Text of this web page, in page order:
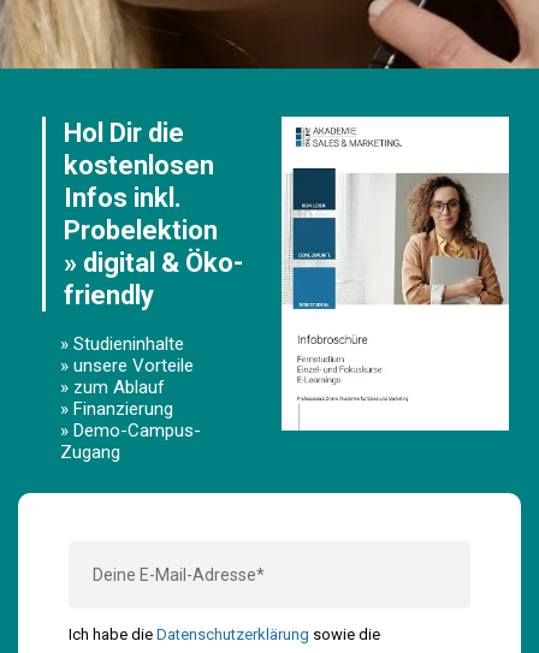
Hol Dir die
kostenlosen
Infos inkl.
Probelektion
» digital & Öko-
friendly
» Studieninhalte
» unsere Vorteile
» zum Ablauf
» Finanzierung
» Demo-Campus-
Zugang
Ich habe die Datenschutzerklärung sowie die